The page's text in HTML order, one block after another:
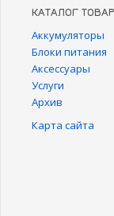
КАТАЛОГ
Аккумуляторы
Блоки питания
Аксессуары
Услуги
Архив
Карта сайта